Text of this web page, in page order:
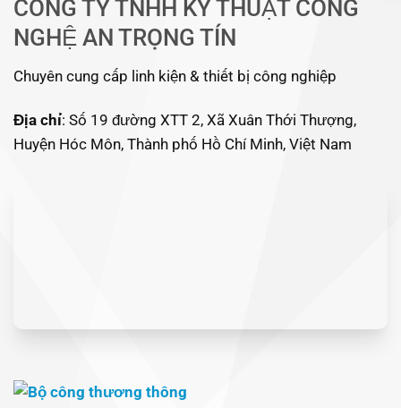
CÔNG TY TNHH KỸ THUẬT CÔNG
NGHỆ AN TRỌNG TÍN
Chuyên cung cấp linh kiện & thiết bị công nghiệp
Địa chỉ: Số 19 đường XTT 2, Xã Xuân Thới Thượng,
Huyện Hóc Môn, Thành phố Hồ Chí Minh, Việt Nam